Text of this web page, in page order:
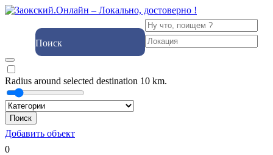
Поиск
Radius around selected destination 10 km.
Поиск
Добавить объект
0